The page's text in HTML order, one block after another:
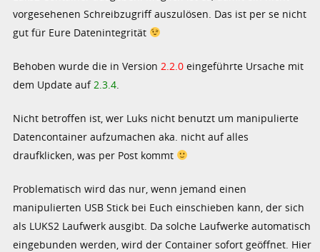
vorgesehenen Schreibzugriff auszulösen. Das ist per se nicht
gut für Eure Datenintegrität
Behoben wurde die in Version 2.2.0 eingeführte Ursache mit
dem Update auf 2.3.4
Nicht betroffen ist, wer Luks nicht benutzt um manipulierte
Datencontainer aufzumachen aka. nicht auf alles
draufklicken, was per Post kommt
Problematisch wird das nur, wenn jemand einen
manipulierten USB Stick bei Euch einschieben kann, der sich
als LUKS2 Laufwerk ausgibt. Da solche Laufwerke automatisch
eingebunden werden, wird der Container sofort geöffnet. Hier